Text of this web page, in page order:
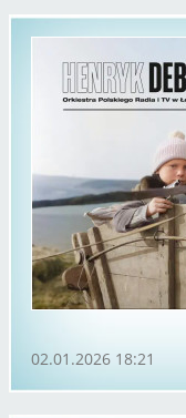
02.01.2026 18:21